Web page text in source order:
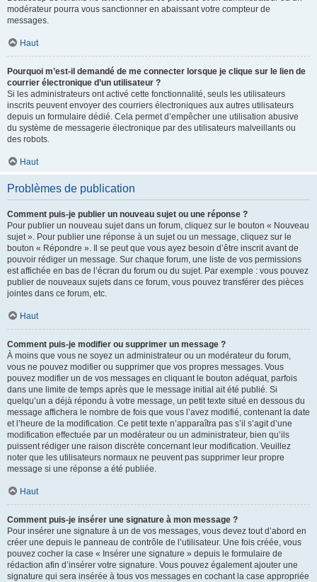
modérateur pourra vous sanctionner en abaissant votre compteur de
messages.
Haut
Pourquoi m’est-il demandé de me connecter lorsque je clique sur le lien de
courrier électronique d’un utilisateur ?
Si les administrateurs ont activé cette fonctionnalité, seuls les utilisateurs
inscrits peuvent envoyer des courriers électroniques aux autres utilisateurs
depuis un formulaire dédié. Cela permet d’empêcher une utilisation abusive
du système de messagerie électronique par des utilisateurs malveillants ou
des robots.
Haut
Problèmes de publication
Comment puis-je publier un nouveau sujet ou une réponse ?
Pour publier un nouveau sujet dans un forum, cliquez sur le bouton « Nouveau
sujet ». Pour publier une réponse à un sujet ou un message, cliquez sur le
bouton « Répondre ». Il se peut que vous ayez besoin d’être inscrit avant de
pouvoir rédiger un message. Sur chaque forum, une liste de vos permissions
est affichée en bas de l’écran du forum ou du sujet. Par exemple : vous pouvez
publier de nouveaux sujets dans ce forum, vous pouvez transférer des pièces
jointes dans ce forum, etc.
Haut
Comment puis-je modifier ou supprimer un message ?
À moins que vous ne soyez un administrateur ou un modérateur du forum,
vous ne pouvez modifier ou supprimer que vos propres messages. Vous
pouvez modifier un de vos messages en cliquant le bouton adéquat, parfois
dans une limite de temps après que le message initial ait été publié. Si
quelqu’un a déjà répondu à votre message, un petit texte situé en dessous du
message affichera le nombre de fois que vous l’avez modifié, contenant la date
et l’heure de la modification. Ce petit texte n’apparaîtra pas s’il s’agit d’une
modification effectuée par un modérateur ou un administrateur, bien qu’ils
puissent rédiger une raison discrète concernant leur modification. Veuillez
noter que les utilisateurs normaux ne peuvent pas supprimer leur propre
message si une réponse a été publiée.
Haut
Comment puis-je insérer une signature à mon message ?
Pour insérer une signature à un de vos messages, vous devez tout d’abord en
créer une depuis le panneau de contrôle de l’utilisateur. Une fois créée, vous
pouvez cocher la case « Insérer une signature » depuis le formulaire de
rédaction afin d’insérer votre signature. Vous pouvez également ajouter une
signature qui sera insérée à tous vos messages en cochant la case appropriée